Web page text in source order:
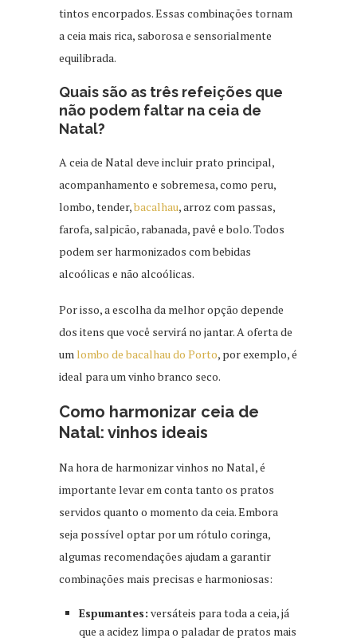
tintos encorpados. Essas combinações tornam
a ceia mais rica, saborosa e sensorialmente
equilibrada.
Quais são as três refeições que
não podem faltar na ceia de
Natal?
A ceia de Natal deve incluir prato principal,
acompanhamento e sobremesa, como peru,
lombo, tender,bacalhau, arroz com passas,
farofa, salpicão, rabanada, pavê e bolo. Todos
podem ser harmonizados com bebidas
alcoólicas e não alcoólicas.
Por isso, a escolha da melhor opção depende
dos itens que você servirá no jantar. A oferta de
umlombo de bacalhau do Porto, por exemplo, é
ideal para um vinho branco seco.
Como harmonizar ceia de
Natal: vinhos ideais
Na hora de harmonizar vinhos no Natal, é
importante levar em conta tanto os pratos
servidos quanto o momento da ceia. Embora
seja possível optar por um rótulo coringa,
algumas recomendações ajudam a garantir
combinações mais precisas e harmoniosas:
Espumantes: versáteis para toda a ceia, já
que a acidez limpa o paladar de pratos mais